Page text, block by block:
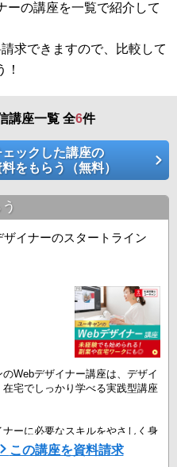
ーの講座を一覧で紹介して
求できますので、比較して
講座一覧 全6件
ェックした講座の
料をもらう（無料）
イナーのスタートライン
Webデザイナー講座は、デザイ
宅でしっかり学べる実践型講座
ーに必要なスキルをやさしく身
識パートでは、デザインするう
この講座を資料請求